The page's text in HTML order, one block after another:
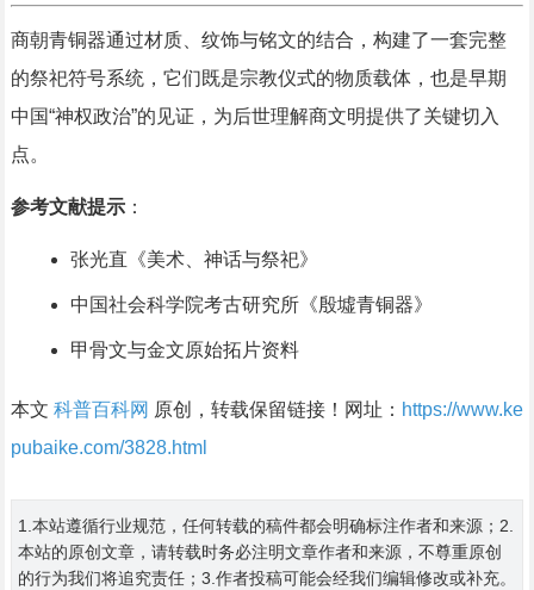
商朝青铜器通过材质、纹饰与铭文的结合，构建了一套完整
的祭祀符号系统，它们既是宗教仪式的物质载体，也是早期
中国“神权政治”的见证，为后世理解商文明提供了关键切入
点。
参考文献提示：
张光直《美术、神话与祭祀》
中国社会科学院考古研究所《殷墟青铜器》
甲骨文与金文原始拓片资料
本文 科普百科网 原创，转载保留链接！网址： https://www.ke
pubaike.com/3828.html
1.本站遵循行业规范，任何转载的稿件都会明确标注作者和来源；2.
本站的原创文章，请转载时务必注明文章作者和来源，不尊重原创
的行为我们将追究责任；3.作者投稿可能会经我们编辑修改或补充。